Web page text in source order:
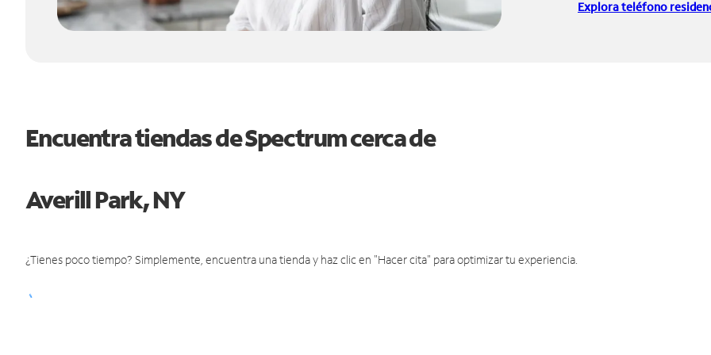
Explora teléfono
Encuentra tiendas de Spectrum cerca de
Averill Park, NY
¿Tienes poco tiempo? Simplemente, encuentra una tienda y haz clic en "Hacer cita" para optimizar tu experiencia.